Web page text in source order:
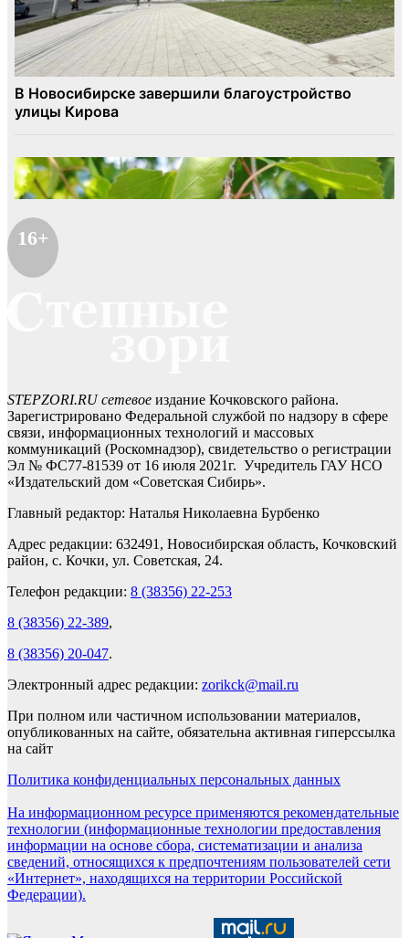
16+
STEPZORI.RU сетевое издание Кочковского района.
Зарегистрировано Федеральной службой по надзору в сфере
связи, информационных технологий и массовых
коммуникаций (Роскомнадзор), свидетельство о регистрации
Эл № ФС77-81539 от 16 июля 2021г. Учредитель ГАУ НСО
«Издательский дом «Советская Сибирь».
Главный редактор: Наталья Николаевна Бурбенко
Адрес редакции: 632491, Новосибирская область, Кочковский
район, с. Кочки, ул. Советская, 24.
Телефон редакции: 8 (38356) 22-253
8 (38356) 22-389,
8 (38356) 20-047.
Электронный адрес редакции: zorikck@mail.ru
При полном или частичном использовании материалов,
опубликованных на сайте, обязательна активная гиперссылка
на сайт
Политика конфиденциальных персональных данных
На информационном ресурсе применяются рекомендательные
технологии (информационные технологии предоставления
информации на основе сбора, систематизации и анализа
сведений, относящихся к предпочтениям пользователей сети
«Интернет», находящихся на территории Российской
Федерации).